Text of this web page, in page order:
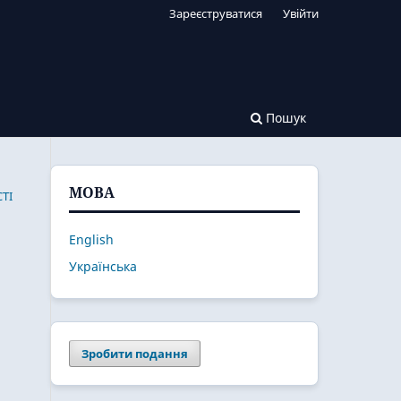
Пошук
Зареєструватися Увійти
МОВА
English
Українська
Зробити подання